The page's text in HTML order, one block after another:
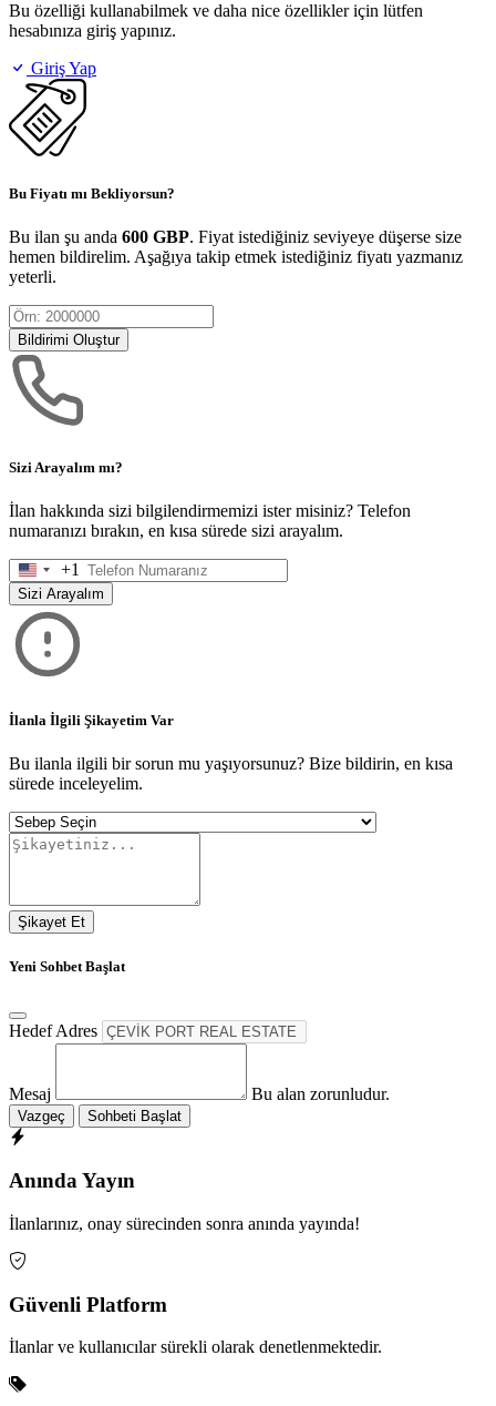
Bu özelliği kullanabilmek ve daha nice özellikler için lütfen
hesabınıza giriş yapınız.
Giriş Yap
Bu Fiyatı mı Bekliyorsun?
Bu ilan şu anda 600 GBP. Fiyat istediğiniz seviyeye düşerse size
hemen bildirelim. Aşağıya takip etmek istediğiniz fiyatı yazmanız
yeterli.
Bildirimi Oluştur
Sizi Arayalım mı?
İlan hakkında sizi bilgilendirmemizi ister misiniz? Telefon
numaranızı bırakın, en kısa sürede sizi arayalım.
United
States
+1
+1
Sizi Arayalım
İlanla İlgili Şikayetim Var
Bu ilanla ilgili bir sorun mu yaşıyorsunuz? Bize bildirin, en kısa
sürede inceleyelim.
Şikayet Et
Yeni Sohbet Başlat
Hedef Adres
Mesaj Bu alan zorunludur.
Vazgeç Sohbeti Başlat
Anında Yayın
İlanlarınız, onay sürecinden sonra anında yayında!
Güvenli Platform
İlanlar ve kullanıcılar sürekli olarak denetlenmektedir.